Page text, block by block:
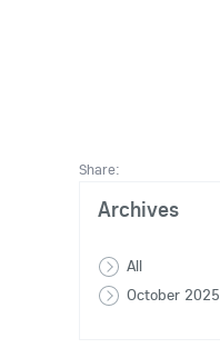
Share:
Archives
All
October 2025